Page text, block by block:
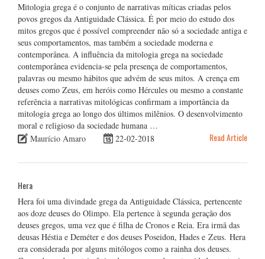
Mitologia grega é o conjunto de narrativas míticas criadas pelos
povos gregos da Antiguidade Clássica. É por meio do estudo dos
mitos gregos que é possível compreender não só a sociedade antiga e
seus comportamentos, mas também a sociedade moderna e
contemporânea. A influência da mitologia grega na sociedade
contemporânea evidencia-se pela presença de comportamentos,
palavras ou mesmo hábitos que advém de seus mitos. A crença em
deuses como Zeus, em heróis como Hércules ou mesmo a constante
referência a narrativas mitológicas confirmam a importância da
mitologia grega ao longo dos últimos milênios. O desenvolvimento
moral e religioso da sociedade humana …
Maurício Amaro
22-02-2018 Read Article
Hera
Hera foi uma divindade grega da Antiguidade Clássica, pertencente
aos doze deuses do Olimpo. Ela pertence à segunda geração dos
deuses gregos, uma vez que é filha de Cronos e Reia. Era irmã das
deusas Héstia e Deméter e dos deuses Poseidon, Hades e Zeus. Hera
era considerada por alguns mitólogos como a rainha dos deuses.